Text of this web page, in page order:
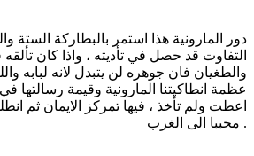
دور المارونية هذا استمر بالبطاركة الستة
التفاوت قد حصل في تأديته ، واذا كان
والطغيان فان جوهره لن يتبدل لانه لبابه
عظمة انطاكيتنا المارونية وقيمة رسالتها
اعطت ولم تأخذ ، فيها تمركز الايمان ثم
محببا الى الغرب .